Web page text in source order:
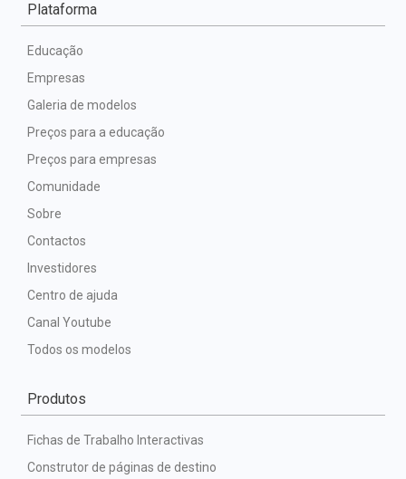
Plataforma
Educação
Empresas
Galeria de modelos
Preços para a educação
Preços para empresas
Comunidade
Sobre
Contactos
Investidores
Centro de ajuda
Canal Youtube
Todos os modelos
Produtos
Fichas de Trabalho Interactivas
Construtor de páginas de destino